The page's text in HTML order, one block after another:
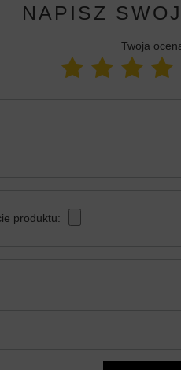
NAPISZ
Twoja
produktu: